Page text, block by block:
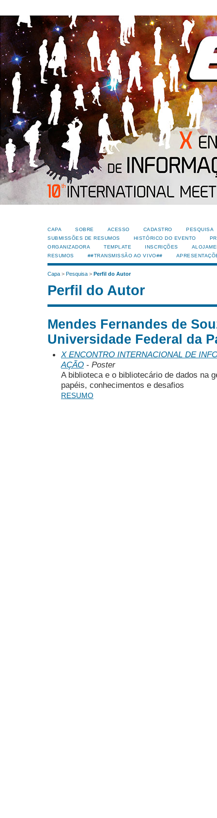
CAPA SOBRE ACESSO CADASTRO
PESQUISA
SUBMISSÕES DE RESUMOS
HISTÓRICO DO EVENTO
ORGANIZADORA
TEMPLATE INSCRIÇÕES
RESUMOS
##TRANSMISSÃO AO VIVO##
Capa > Pesquisa > Perfil do Autor
Perfil do Autor
Mendes Fernandes de
Universidade Federal da
X ENCONTRO INTERNACIONAL DE
AÇÃO - Poster
A biblioteca e o bibliotecário de dados na
papéis, conhecimentos e desafios
RESUMO